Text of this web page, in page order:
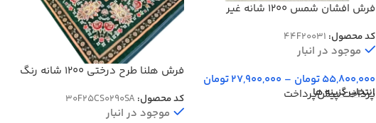
فرش افشان شمس 1200 شانه غیر
کد محصول: 44F20031
موجود در انبار
55,800,000تومان –
27,900,000تومان
انتخاب گزینه ها
پرداخت پیش‌پرداخت
فرش هلنا طرح درختی 1200 شانه رنگ
کد محصول: 30F25CS0290SA
موجود در انبار